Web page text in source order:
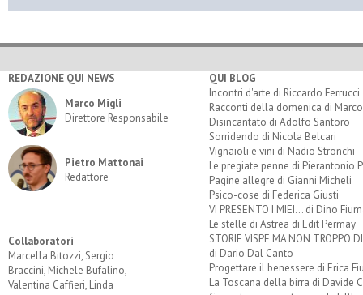
REDAZIONE QUI NEWS
Marco Migli
Direttore Responsabile
Pietro Mattonai
Redattore
Collaboratori
Marcella Bitozzi, Sergio
Braccini, Michele Bufalino,
Valentina Caffieri, Linda
QUI BLOG
Incontri d'arte di Riccardo Ferrucci
Racconti della domenica di
Disincantato di Adolfo Santoro
Sorridendo di Nicola Belcari
Vignaioli e vini di Nadio Stronchi
Le pregiate penne di Pierantonio
Pagine allegre di Gianni Micheli
Psico-cose di Federica Giusti
VI PRESENTO I MIEI... di Dino
Le stelle di Astrea di Edit Permay
STORIE VISPE MA NON TROPPO
di Dario Dal Canto
Progettare il benessere di Erica
La Toscana della birra di Davide